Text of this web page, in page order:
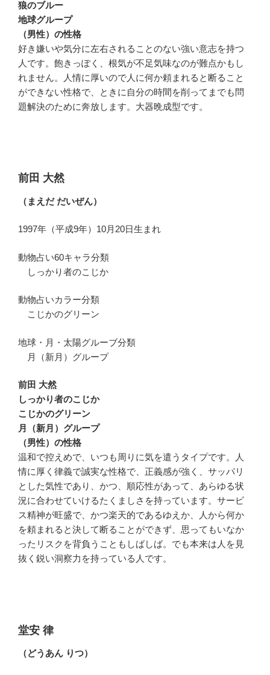
狼のブルー
地球グループ
（男性）の性格
好き嫌いや気分に左右されることのない強い意志を持つ
人です。飽きっぽく、根気が不足気味なのが難点かもし
れません。人情に厚いので人に何か頼まれると断ること
ができない性格で、ときに自分の時間を削ってまでも問
題解決のために奔放します。大器晩成型です。
前田 大然
（まえだ だいぜん）
1997年（平成9年）10月20日生まれ
動物占い60キャラ分類
しっかり者のこじか
動物占いカラー分類
こじかのグリーン
地球・月・太陽グルーブ分類
月（新月）グループ
前田 大然
しっかり者のこじか
こじかのグリーン
月（新月）グループ
（男性）の性格
温和で控えめで、いつも周りに気を遣うタイプです。人
情に厚く律義で誠実な性格で、正義感が強く、サッパリ
とした気性であり、かつ、順応性があって、あらゆる状
況に合わせていけるたくましさを持っています。サービ
ス精神が旺盛で、かつ楽天的であるゆえか、人から何か
を頼まれると決して断ることができず、思ってもいなか
ったリスクを背負うこともしばしば。でも本来は人を見
抜く鋭い洞察力を持っている人です。
堂安 律
（どうあん りつ）